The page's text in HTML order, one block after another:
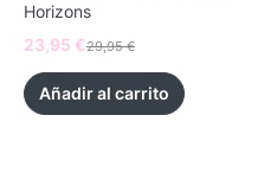
Horizons
29,95€
23,95 €
Añadir al carrito